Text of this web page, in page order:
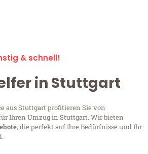
& schnell!
in Stuttgart
aus Stuttgart profitieren Sie von
Ihren Umzug in Stuttgart. Wir bieten
, die perfekt auf Ihre Bedürfnisse und Ihr